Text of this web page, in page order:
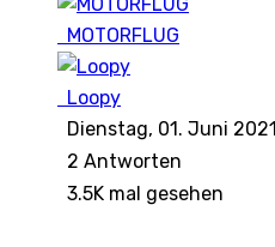
MOTORFLUG
Loopy
Dienstag, 01. Juni 2021
2 Antworten
3.5K mal gesehen